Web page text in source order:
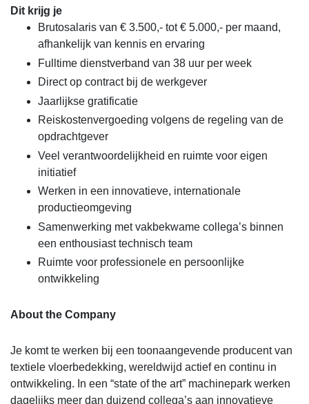
Dit krijg je
Brutosalaris van € 3.500,- tot € 5.000,- per maand,
afhankelijk van kennis en ervaring
Fulltime dienstverband van 38 uur per week
Direct op contract bij de werkgever
Jaarlijkse gratificatie
Reiskostenvergoeding volgens de regeling van de
opdrachtgever
Veel verantwoordelijkheid en ruimte voor eigen
initiatief
Werken in een innovatieve, internationale
productieomgeving
Samenwerking met vakbekwame collega’s binnen
een enthousiast technisch team
Ruimte voor professionele en persoonlijke
ontwikkeling
About the Company
Je komt te werken bij een toonaangevende producent van
textiele vloerbedekking, wereldwijd actief en continu in
ontwikkeling. In een “state of the art” machinepark werken
dagelijks meer dan duizend collega’s aan innovatieve